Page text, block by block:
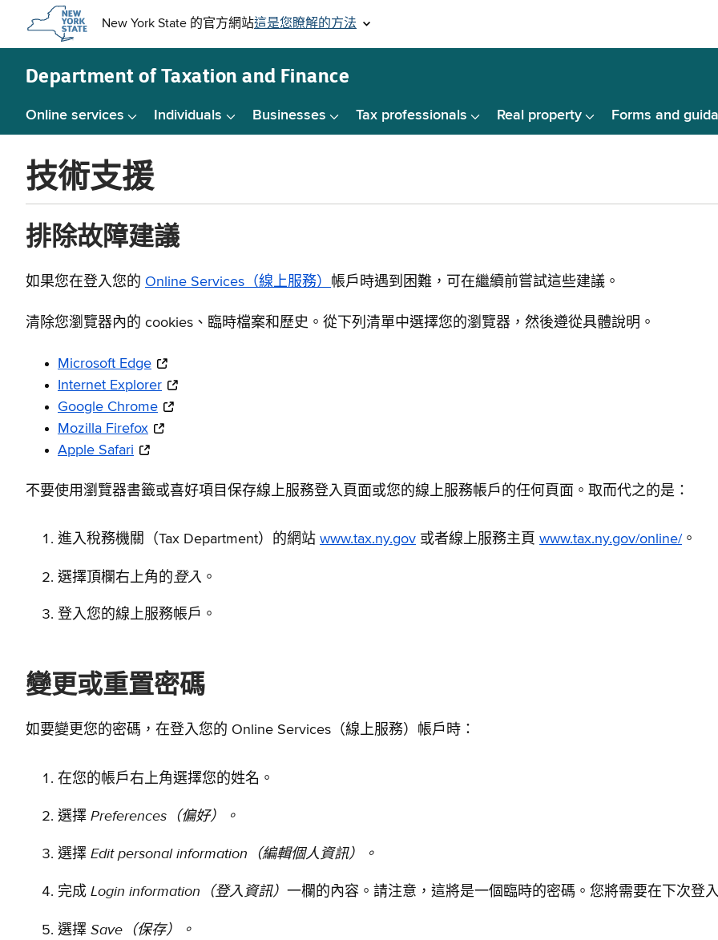
content
Department ofTaxation and Finance
Online services Individuals Businesses Tax professionals Real property Forms and
技術支援
排除故障建議
如果您在登入您的 Online Services（線上服務） 帳戶時遇到困難，可在繼續前嘗試這些建議。
清除您瀏覽器內的 cookies、臨時檔案和歷史。從下列清單中選擇您的瀏覽器，然後遵從具體說明。
Microsoft Edge
Internet Explorer
Google Chrome
Mozilla Firefox
Apple Safari
不要使用瀏覽器書籤或喜好項目保存線上服務登入頁面或您的線上服務帳戶的任何頁面。取而代之的是：
進入稅務機關（Tax Department）的網站 www.tax.ny.gov 或者線上服務主頁 www.tax.ny.gov/online/ 。
選擇頂欄右上角的登入 。
登入您的線上服務帳戶。
變更或重置密碼
如要變更您的密碼，在登入您的 Online Services（線上服務）帳戶時：
在您的帳戶右上角選擇您的姓名。
選擇 Preferences （偏好）。
選擇 Edit personal information （編輯個人資訊）。
完成 Login information （登入資訊） 一欄的內容。請注意，這將是一個臨時的密碼。您將需要在下次登
選擇 Save （保存） 。